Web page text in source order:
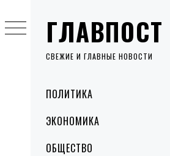
ГЛАВПОСТ
СВЕЖИЕ И ГЛАВНЫЕ НОВОСТИ
MenuПОЛИТИКА
ЭКОНОМИКА
ОБЩЕСТВО
to
content